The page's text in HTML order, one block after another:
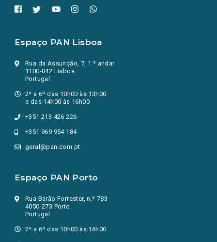
Espaço PAN Lisboa
Rua da Assunção, 7, 1.º andar
1100-042 Lisboa
Portugal
2ª a 6ª das 10h00 às 13h00
e das 14h00 às 16h00
+351 213 426 226
+351 969 954 184
geral@pan.com.pt
Espaço PAN Porto
Rua Barão Forrester, n.º 783
4050-273 Porto
Portugal
2ª a 6ª das 10h00 às 16h00